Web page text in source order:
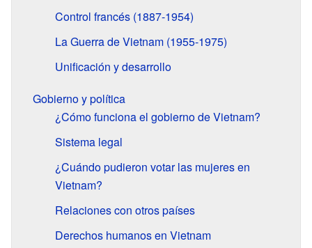
Control francés (1887-1954)
La Guerra de Vietnam (1955-1975)
Unificación y desarrollo
Gobierno y política
¿Cómo funciona el gobierno de Vietnam?
Sistema legal
¿Cuándo pudieron votar las mujeres en
Vietnam?
Relaciones con otros países
Derechos humanos en Vietnam